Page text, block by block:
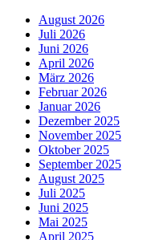
August 2026
Juli 2026
Juni 2026
April 2026
März 2026
Februar 2026
Januar 2026
Dezember 2025
November 2025
Oktober 2025
September 2025
August 2025
Juli 2025
Juni 2025
Mai 2025
April 2025